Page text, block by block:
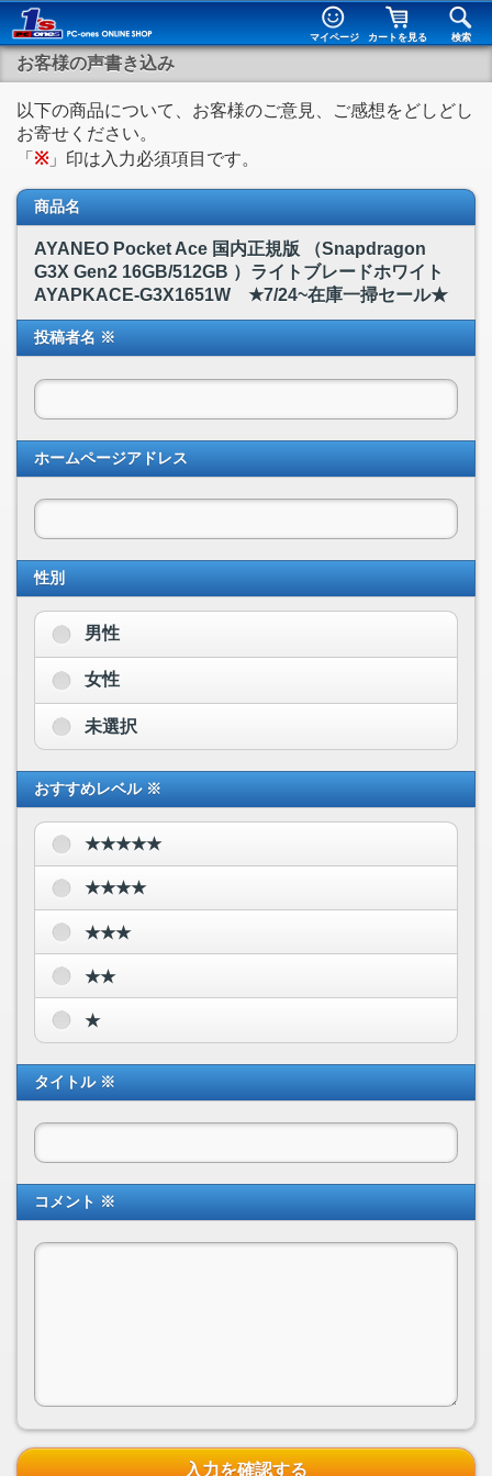
マイページ カートを見る 検索
お客様の声書き込み
以下の商品について、お客様のご意見、ご感想をどしどし
お寄せください。
「 ※」印は入力必須項目です。
商品名
AYANEO Pocket Ace 国内正規版 （Snapdragon
G3X Gen2 16GB/512GB ）ライトブレードホワイト
AYAPKACE-G3X1651W ★7/24~在庫一掃セール★
投稿者名 ※
ホームページアドレス
性別
男性
女性
未選択
おすすめレベル ※
★★★★★
★★★★
★★★
★★
★
タイトル ※
コメント ※
入力を確認する